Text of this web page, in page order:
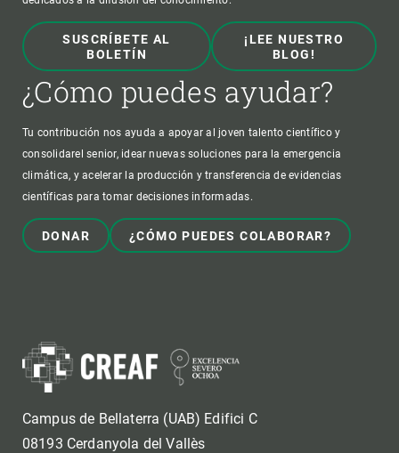
SUSCRÍBETE AL
BOLETÍN
¡LEE NUESTRO
BLOG!
¿Cómo puedes ayudar?
Tu contribución nos ayuda a apoyar al joven talento científico y
consolidarel senior, idear nuevas soluciones para la emergencia
climática, y acelerar la producción y transferencia de evidencias
científicas para tomar decisiones informadas.
DONAR ¿CÓMO PUEDES COLABORAR?
Campus de Bellaterra (UAB) Edifici C
08193 Cerdanyola del Vallès